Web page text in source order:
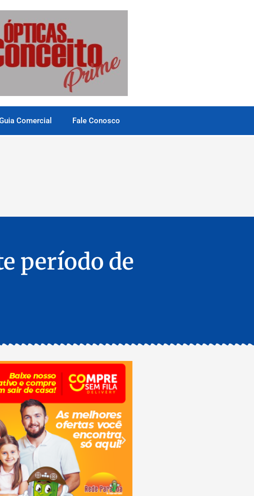
Comercial Fale Conosco
período de